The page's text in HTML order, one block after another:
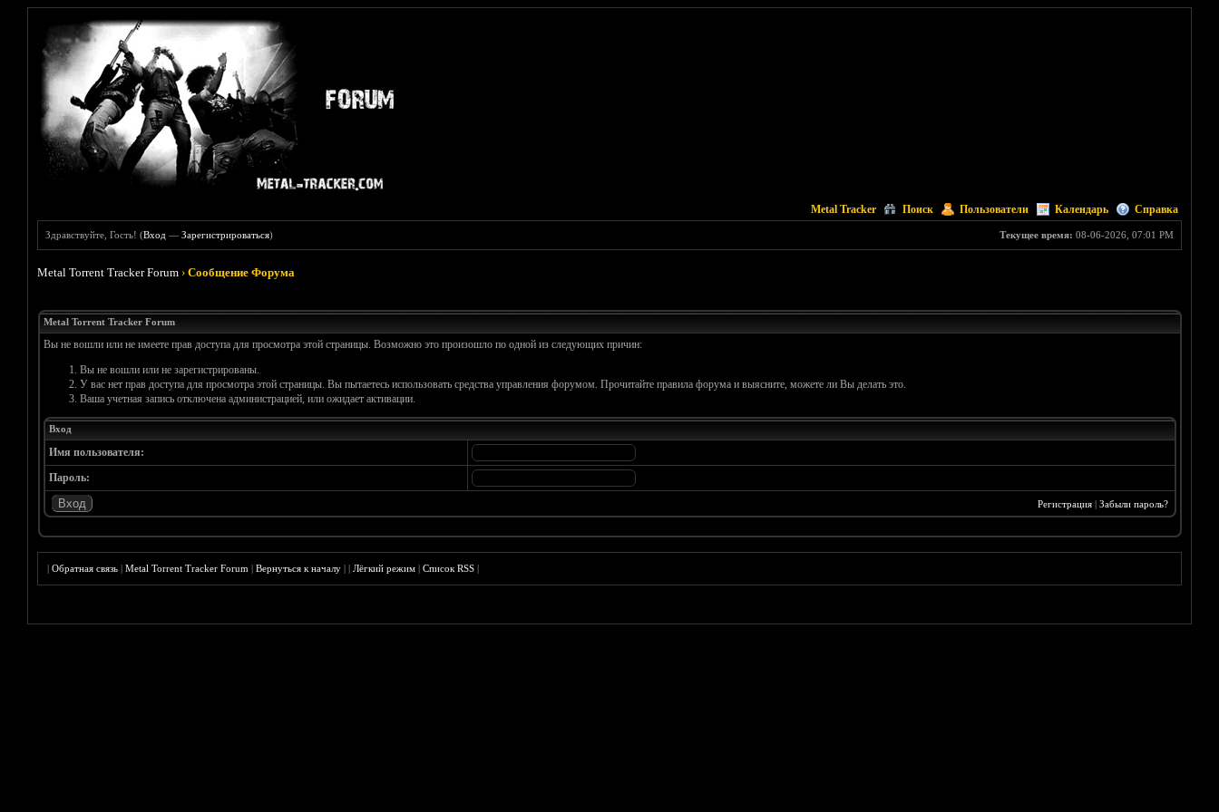
Metal Tracker Поиск Пользователи Календарь Справка
Текущее время: 08-06-2026, 07:01 PM
Здравствуйте, Гость! (Вход —Зарегистрироваться)
Metal Torrent Tracker Forum ›Сообщение Форума
Metal Torrent Tracker Forum
Вы не вошли или не имеете прав доступа для просмотра этой страницы. Возможно это произошло по одной из следующих причин:
Вы не вошли или не зарегистрированы.
У вас нет прав доступа для просмотра этой страницы. Вы пытаетесь использовать средства управления форумом. Прочитайте правила форума и выясните, можете ли Вы делать это.
Ваша учетная запись отключена администрацией, или ожидает активации.
Вход
Имя пользователя:
Пароль:
Регистрация| Забыли пароль?
|Обратная связь |Metal Torrent Tracker Forum |Вернуться к началу ||Лёгкий режим |Список RSS |